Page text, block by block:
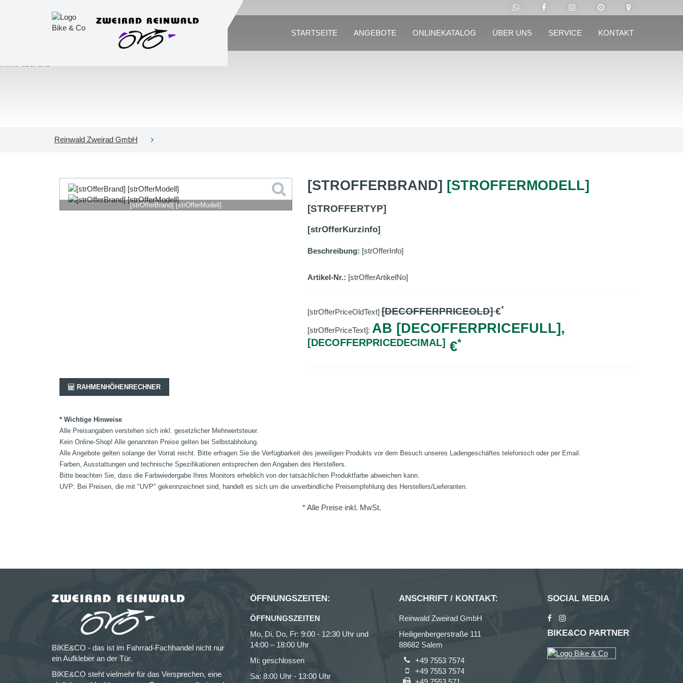
STARTSEITE ANGEBOTE ONLINEKATALOG ÜBER UNS SERVICE KONTAKT
Reinwald Zweirad GmbH
[strOfferBrand] [strOfferModell]
[STROFFERBRAND] [STROFFERMODELL]
[STROFFERTYP]
[strOfferKurzinfo]
Beschreibung: [strOfferInfo]
Artikel-Nr.: [strOfferArtikelNo]
[strOfferPriceOldText][DECOFFERPRICEOLD]€*
[strOfferPriceText]: AB [DECOFFERPRICEFULL],
[DECOFFERPRICEDECIMAL] €*
RAHMENHÖHENRECHNER
* Wichtige Hinweise
Alle Preisangaben verstehen sich inkl. gesetzlicher Mehrwertsteuer.
Kein Online-Shop! Alle genannten Preise gelten bei Selbstabholung.
Alle Angebote gelten solange der Vorrat reicht. Bitte erfragen Sie die Verfügbarkeit des jeweiligen Produkts vor dem Besuch unseres Ladengeschäftes telefonisch oder per Email.
Farben, Ausstattungen und technische Spezifikationen entsprechen den Angaben des Herstellers.
Bitte beachten Sie, dass die Farbwiedergabe Ihres Monitors erheblich von der tatsächlichen Produktfarbe abweichen kann.
UVP: Bei Preisen, die mit "UVP" gekennzeichnet sind, handelt es sich um die unverbindliche Preisempfehlung des Herstellers/Lieferanten.
* Alle Preise inkl. MwSt.
BIKE&CO - das ist im Fahrrad-Fachhandel nicht nur
ein Aufkleber an der Tür.
BIKE&CO steht vielmehr für das Versprechen, eine
ÖFFNUNGSZEITEN:
ÖFFNUNGSZEITEN
Mo, Di, Do, Fr: 9:00 - 12:30 Uhr und
14:00 – 18:00 Uhr
Mi: geschlossen
Sa: 8:00 Uhr - 13:00 Uhr
ANSCHRIFT / KONTAKT:
Reinwald Zweirad GmbH
Heiligenbergerstraße 111
88682 Salem
+49 7553 7574
+49 7553 7574
SOCIAL MEDIA
BIKE&CO PARTNER